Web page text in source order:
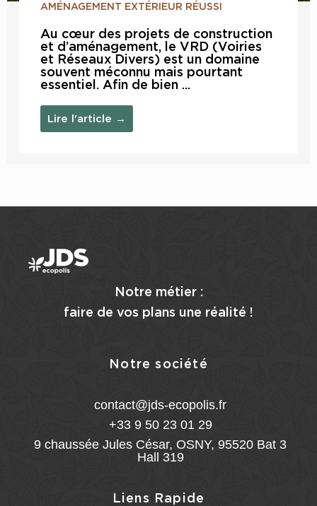
AMÉNAGEMENT EXTÉRIEUR RÉUSSI
Au cœur des projets de construction
et d’aménagement, le VRD (Voiries
et Réseaux Divers) est un domaine
souvent méconnu mais pourtant
essentiel. Afin de bien ...
Lire l'article →
Notre métier :
faire de vos plans une réalité !
Notre société
contact@jds-ecopolis.fr
+33 9 50 23 01 29
9 chaussée Jules César, OSNY, 95520 Bat 3
Hall 319
Liens Rapide